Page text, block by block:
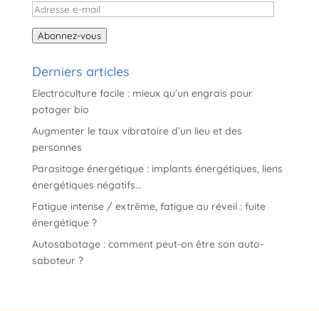
Adresse
e-
mail
Abonnez-vous
Derniers articles
Electroculture facile : mieux qu’un engrais pour
potager bio
Augmenter le taux vibratoire d’un lieu et des
personnes
Parasitage énergétique : implants énergétiques, liens
énergétiques négatifs…
Fatigue intense / extrême, fatigue au réveil : fuite
énergétique ?
Autosabotage : comment peut-on être son auto-
saboteur ?